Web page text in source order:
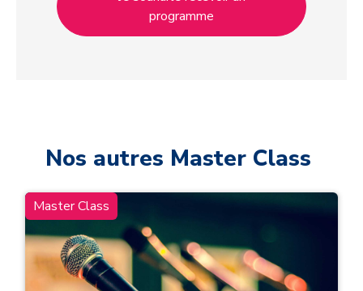
programme
Nos autres Master Class
Master Class